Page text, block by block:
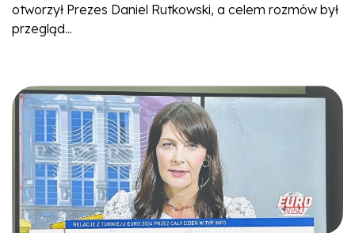
otworzył Prezes Daniel Rutkowski, a celem rozmów był
przegląd...